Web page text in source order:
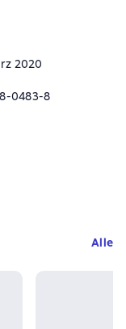
2020
0483-8
Alle